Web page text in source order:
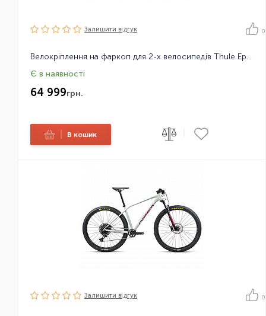
Залишити вiдгук 0
Велокріплення на фаркоп для 2-х велосипедів Thule Epos 13-pin
Є в наявності
64 999грн.
В кошик
Залишити вiдгук 0